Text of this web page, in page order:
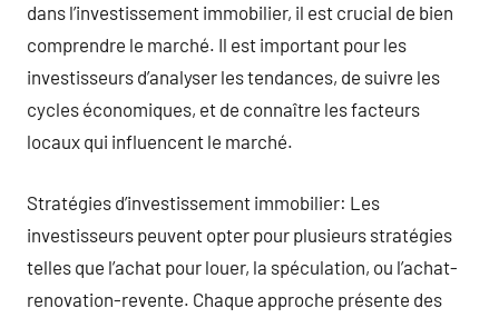
dans l’investissement immobilier, il est crucial de bien
comprendre le marché. Il est important pour les
investisseurs d’analyser les tendances, de suivre les
cycles économiques, et de connaître les facteurs
locaux qui influencent le marché.
Stratégies d’investissement immobilier: Les
investisseurs peuvent opter pour plusieurs stratégies
telles que l’achat pour louer, la spéculation, ou l’achat-
renovation-revente. Chaque approche présente des